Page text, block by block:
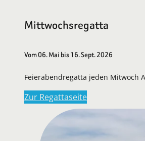
Mittwochsregatta
Vom 06. Mai bis 16. Sept. 2026
Feierabendregatta jeden Mitwoch
Zur Regattaseite